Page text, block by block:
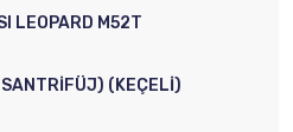
LEOPARD M52T
(KEÇELI)